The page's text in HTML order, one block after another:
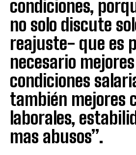
condiciones,
no solo discute
reajuste- que es
necesario mejores
condiciones
también mejores
laborales,
mas abusos”.